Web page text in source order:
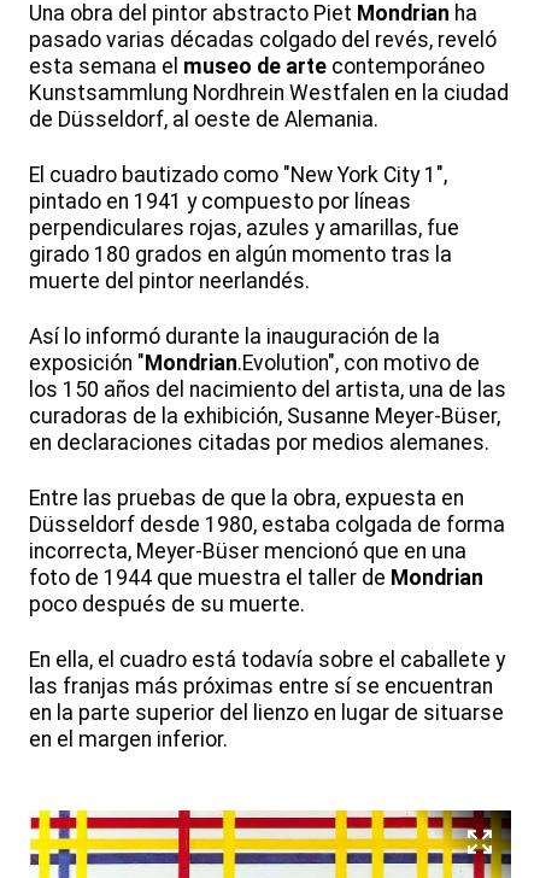
Una obra del pintor abstracto Piet Mondrian ha
pasado varias décadas colgado del revés, reveló
esta semana el museo de arte contemporáneo
Kunstsammlung Nordhrein Westfalen en la ciudad
de Düsseldorf, al oeste de Alemania.
El cuadro bautizado como "New York City 1",
pintado en 1941 y compuesto por líneas
perpendiculares rojas, azules y amarillas, fue
girado 180 grados en algún momento tras la
muerte del pintor neerlandés.
Así lo informó durante la inauguración de la
exposición " Mondrian.Evolution", con motivo de
los 150 años del nacimiento del artista, una de las
curadoras de la exhibición, Susanne Meyer-Büser,
en declaraciones citadas por medios alemanes.
Entre las pruebas de que la obra, expuesta en
Düsseldorf desde 1980, estaba colgada de forma
incorrecta, Meyer-Büser mencionó que en una
foto de 1944 que muestra el taller de Mondrian
poco después de su muerte.
En ella, el cuadro está todavía sobre el caballete y
las franjas más próximas entre sí se encuentran
en la parte superior del lienzo en lugar de situarse
en el margen inferior.